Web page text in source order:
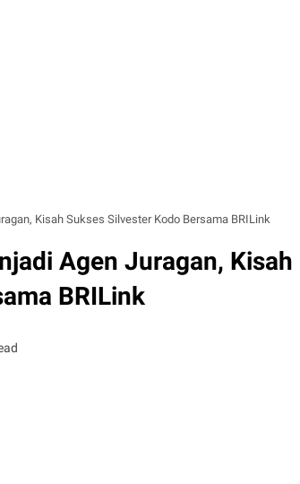
Kisah Sukses Silvester Kodo Bersama BRILink
Agen Juragan, Kisah
BRILink